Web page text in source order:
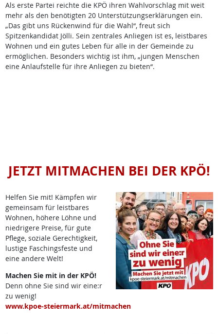
Als erste Partei reichte die KPÖ ihren Wahlvorschlag mit weit
mehr als den benötigten 20 Unterstützungserklärungen ein.
„Das gibt uns Rückenwind für die Wahl“, freut sich
Spitzenkandidat Jölli. Sein zentrales Anliegen ist es, leistbares
Wohnen und ein gutes Leben für alle in der Gemeinde zu
ermöglichen. Besonders wichtig ist ihm, „jungen Menschen
eine Anlaufstelle für ihre Anliegen zu bieten“.
JETZT MITMACHEN BEI DER KPÖ!
Helfen Sie mit! Kämpfen wir
gemeinsam für leistbares
Wohnen, höhere Löhne und
niedrigere Preise, für gute
Pflege, soziale Gerechtigkeit,
lustige Faschingsfeste und
eine andere Welt!
Machen Sie mit in der KPÖ!
Denn ohne Sie sind wir eine:r
zu wenig!
www.kpoe-steiermark.at/mitmachen